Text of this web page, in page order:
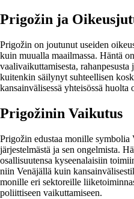
Prigožin ja
Prigožin on joutunut useiden
kuin muualla maailmassa. Häntä
vaalivaikuttamisesta,
kuitenkin säilynyt suhteellisen
kansainvälisessä yhteisössä
Prigožinin Vaikutus
Prigožin edustaa monille symbolia
järjestelmästä ja sen ongelmista.
osallisuutensa kyseenalaisiin
niin Venäjällä kuin
monille eri sektoreille
poliittiseen vaikuttamiseen.